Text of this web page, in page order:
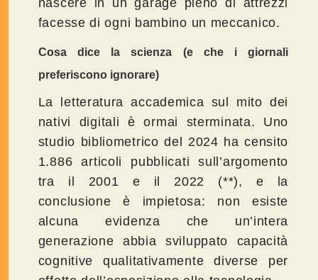
facesse di ogni bambino un meccanico.
Cosa dice la scienza (e che i giornali
preferiscono ignorare)
La letteratura accademica sul mito dei
nativi digitali è ormai sterminata. Uno
studio bibliometrico del 2024 ha censito
1.886 articoli pubblicati sull’argomento
tra il 2001 e il 2022 (**), e la
conclusione è impietosa: non esiste
alcuna evidenza che un’intera
generazione abbia sviluppato capacità
cognitive qualitativamente diverse per